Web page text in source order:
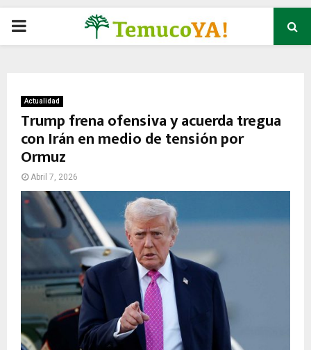
P
M
A
Y
M
E
Actualidad
Trump frena ofensiva y acuerda tregua
con Irán en medio de tensión por
Ormuz
Abril 7, 2026